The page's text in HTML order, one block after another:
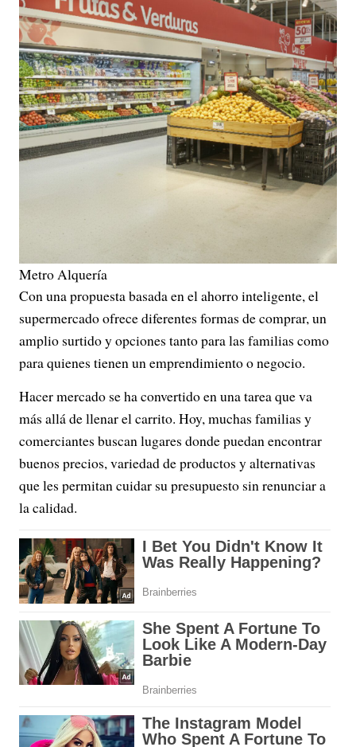
Metro Alquería
Con una propuesta basada en el ahorro inteligente, el
supermercado ofrece diferentes formas de comprar, un
amplio surtido y opciones tanto para las familias como
para quienes tienen un emprendimiento o negocio.
Hacer mercado se ha convertido en una tarea que va
más allá de llenar el carrito. Hoy, muchas familias y
comerciantes buscan lugares donde puedan encontrar
buenos precios, variedad de productos y alternativas
que les permitan cuidar su presupuesto sin renunciar a
la calidad.